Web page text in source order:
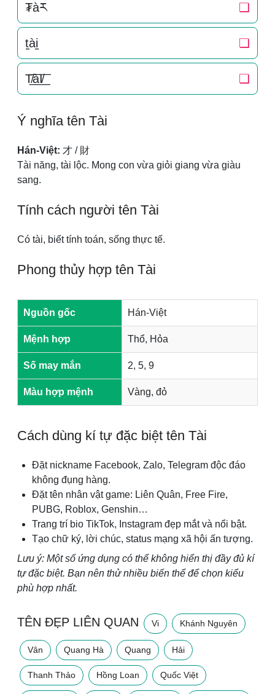
₮àར ❏
t̠ài̠ ❏
T̸͟͞àI̸͟͞ ❏
Ý nghĩa tên Tài
Hán-Việt: 才 / 財
Tài năng, tài lộc. Mong con vừa giỏi giang vừa giàu
sang.
Tính cách người tên Tài
Có tài, biết tính toán, sống thực tế.
Phong thủy hợp tên Tài
Nguồn gốc Hán-Việt
Mệnh hợp Thổ, Hỏa
Số may mắn 2, 5, 9
Màu hợp mệnh Vàng, đỏ
Cách dùng kí tự đặc biệt tên Tài
Đặt nickname Facebook, Zalo, Telegram độc đáo
không đụng hàng.
Đặt tên nhân vật game: Liên Quân, Free Fire,
PUBG, Roblox, Genshin…
Trang trí bio TikTok, Instagram đẹp mắt và nổi bật.
Tạo chữ ký, lời chúc, status mạng xã hội ấn tượng.
Lưu ý: Một số ứng dụng có thể không hiển thị đầy đủ kí
tự đặc biệt. Bạn nên thử nhiều biến thể để chọn kiểu
phù hợp nhất.
TÊN ĐẸP LIÊN QUAN Vi Khánh Nguyên
Vân Quang Hà Quang Hải
Thanh Thảo Hồng Loan Quốc Việt